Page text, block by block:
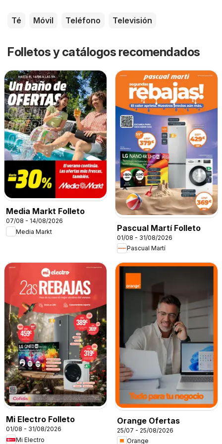
Té Móvil Teléfono Televisión
Folletos y catálogos recomendados
Media Markt Folleto
07/08 - 14/08/2026
Media Markt
Pascual Martí Folleto
01/08 - 31/08/2026
Pascual Martí
Mi Electro Folleto
01/08 - 31/08/2026
Mi Electro
Orange Ofertas
25/07 - 25/08/2026
Orange